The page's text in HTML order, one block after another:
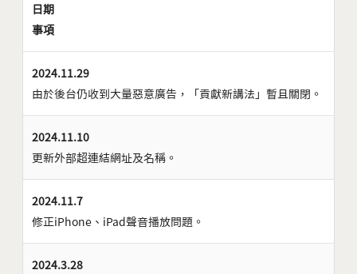
日期
事項
2024.11.29
由於後台仍收到大量惡意廣告，「貢獻新講法」暫且關閉。
2024.11.10
更新外部超連結網址及名稱。
2024.11.7
修正iPhone、iPad聲音播放問題。
2024.3.28